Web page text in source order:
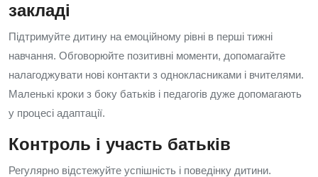
закладі
Підтримуйте дитину на емоційному рівні в перші тижні
навчання. Обговорюйте позитивні моменти, допомагайте
налагоджувати нові контакти з однокласниками і вчителями.
Маленькі кроки з боку батьків і педагогів дуже допомагають
у процесі адаптації.
Контроль і участь батьків
Регулярно відстежуйте успішність і поведінку дитини.